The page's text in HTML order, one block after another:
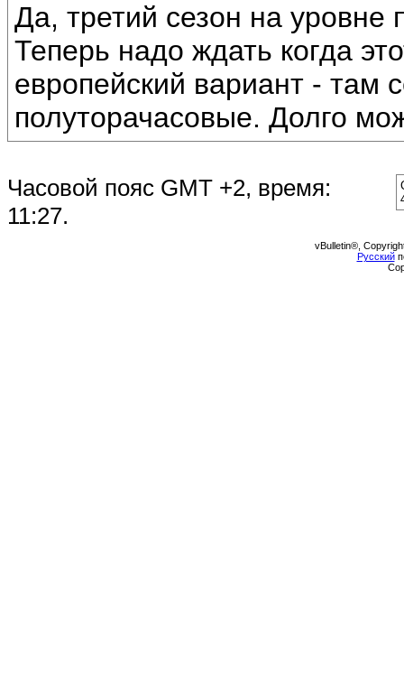
Да, третий сезон на уровне
Теперь надо ждать когда
европейский вариант - там
полуторачасовые. Долго
Часовой пояс GMT +2, время:
11:27.
vBulletin®,
Русский